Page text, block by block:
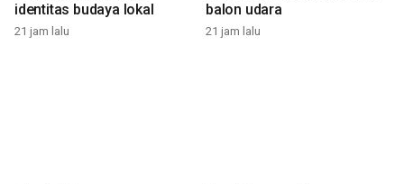
identitas budaya lokal
21 jam lalu
balon udara
21 jam lalu